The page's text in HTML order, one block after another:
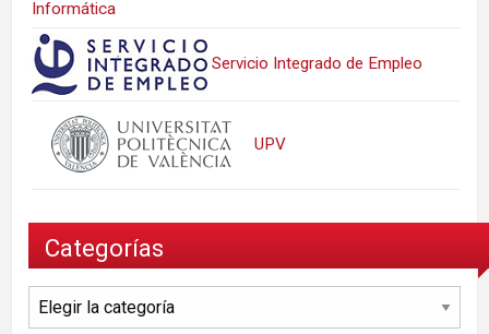
Informática
Servicio Integrado de Empleo
UPV
Categorías
Categorías